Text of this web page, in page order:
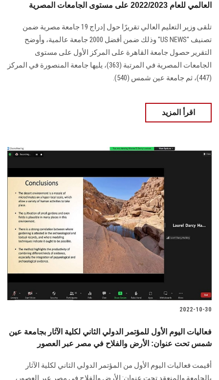
العالمي للعام 2022/2023 على مستوى الجامعات المصرية
تلقى وزير التعليم العالي تقريرًا حول إدراج 19 جامعة مصرية ضمن
تصنيف "US NEWS" وذلك ضمن أفضل 2000 جامعة عالمية، وأوضح
التقرير حصول جامعة القاهرة على المركز الأول على مستوى
الجامعات المصرية في المرتبة (363)، يليها جامعة المنصورة في المركز
(447)، ثم جامعة عين شمس (540).
اقرأ المزيد
2022-10-30
فعاليات اليوم الأول للمؤتمر الدولي الثاني لكلية الآثار بجامعة عين
شمس تحت عنوان: الأرض والفلاح في مصر عبر العصور
أقيمت فعاليات اليوم الأول من المؤتمر الدولي الثاني لكلية الآثار
بالجامعة والمنعقد تحت عنوان: الأرض والفلاح في مصر عبر العصور،